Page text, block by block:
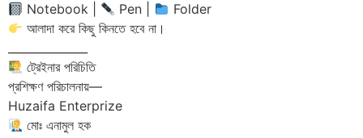
Notebook |
Pen |
Folder
আলাদা করে কিছু কিনতে হবে না।
ট্রেইনার পরিচিতি
প্রশিক্ষণ পরিচালনায়—
Huzaifa Enterprize
মোঃ এনামুল হক